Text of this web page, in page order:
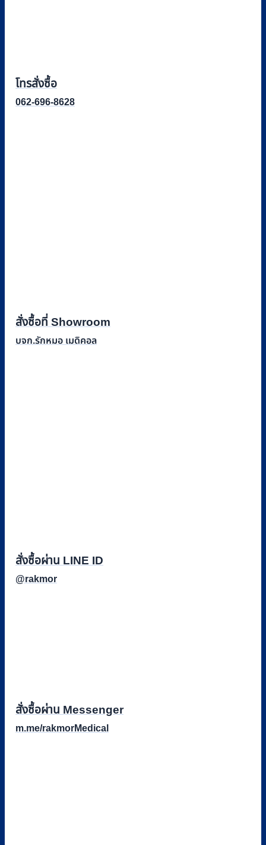
โทรสั่งซื้อ
062-696-8628
สั่งซื้อที่ Showroom
บจก.รักหมอ เมดิคอล
สั่งซื้อผ่าน LINE ID
@rakmor
สั่งซื้อผ่าน Messenger
m.me/rakmorMedical